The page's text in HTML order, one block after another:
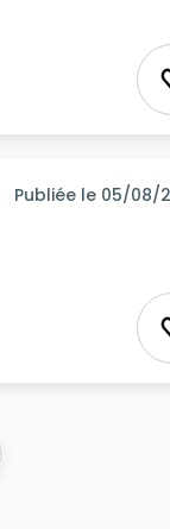
Publiée le 05/08/